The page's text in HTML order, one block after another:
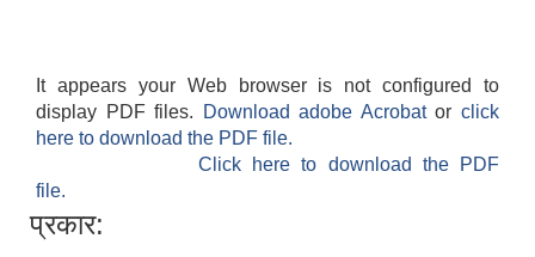
It appears your Web browser is not configured to
display PDF files.
Download adobe Acrobatorclick
here to download the PDF file.
Click here to download the PDF
file.
प्रकार: